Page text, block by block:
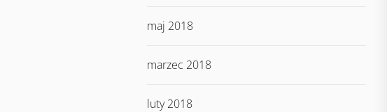
maj 2018
marzec 2018
luty 2018